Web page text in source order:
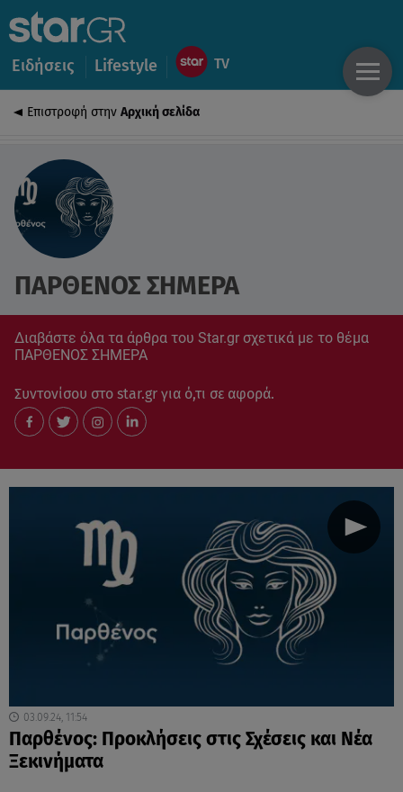
Ειδήσεις Lifestyle
Επιστροφή στην Αρχική σελίδα
ΠΑΡΘΕΝΟΣ ΣΗΜΕΡΑ
Διαβάστε όλα τα άρθρα του Star.gr σχετικά με το θέμα
ΠΑΡΘΕΝΟΣ ΣΗΜΕΡΑ
Συντονίσου στο star.gr για ό,τι σε αφορά.
03.09.24, 11:54
Παρθένος: Προκλήσεις στις Σχέσεις και Νέα
Ξεκινήματα